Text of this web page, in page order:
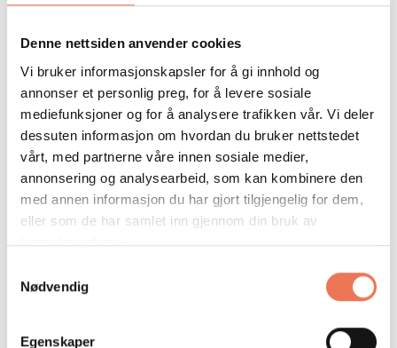
Denne nettsiden anvender cookies
Vi bruker informasjonskapsler for å gi innhold og
annonser et personlig preg, for å levere sosiale
mediefunksjoner og for å analysere trafikken vår. Vi deler
dessuten informasjon om hvordan du bruker nettstedet
vårt, med partnerne våre innen sosiale medier,
annonsering og analysearbeid, som kan kombinere den
med annen informasjon du har gjort tilgjengelig for dem,
eller som de har samlet inn gjennom din bruk av
tjenestene deres.
Nødvendig
Egenskaper
Andre tjenester